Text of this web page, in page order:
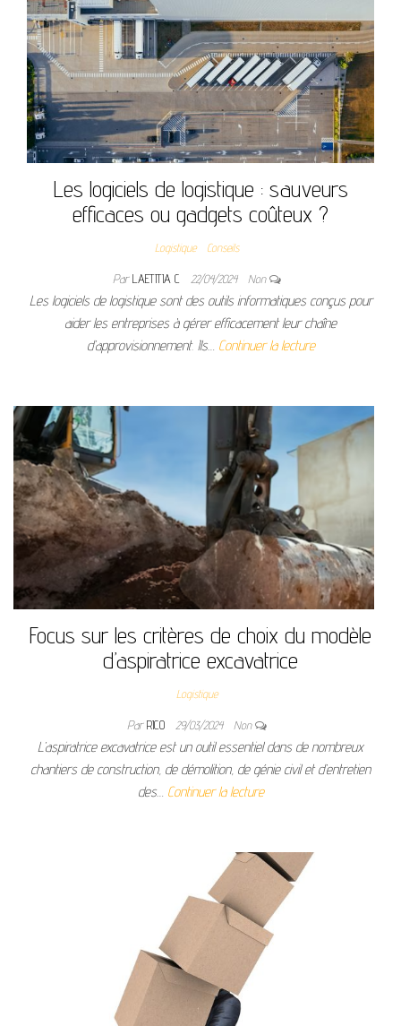
Les logiciels de logistique : sauveurs
efficaces ou gadgets coûteux ?
Logistique Conseils
ParLAETITIA C 22/04/2024 Non
Les logiciels de logistique sont des outils informatiques conçus pour
aider les entreprises à gérer efficacement leur chaîne
d’approvisionnement. Ils… Continuer la lecture
Focus sur les critères de choix du modèle
d’aspiratrice excavatrice
Logistique
ParRICO 29/03/2024 Non
L’aspiratrice excavatrice est un outil essentiel dans de nombreux
chantiers de construction, de démolition, de génie civil et d’entretien
des… Continuer la lecture